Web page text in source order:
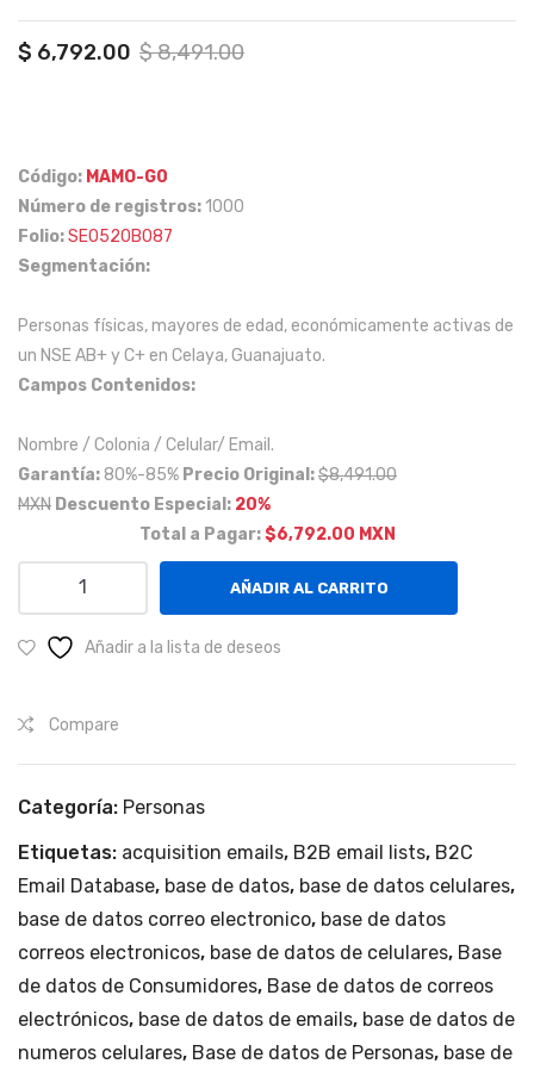
alad
s,
etc.
$8,491.00Original
$ 6,792.00
Current
Código: MAMO-G0
Número de registros: 1000
Folio:SE0520B087
Segmentación:
Personas físicas, mayores de edad, económicamente activas de
un NSE AB+ y C+ en Celaya, Guanajuato.
Campos Contenidos:
Nombre / Colonia / Celular/ Email.
Garantía: 80%-85% Precio Original:$8,491.00
MXN Descuento Especial: 20%
Total a Pagar:$6,792.00 MXN
Personas
físicas,
mayores
económicamente
un
NSE
AB+
en
Celaya,
Guanajuato.
cantidad
AÑADIR AL CARRITO
Añadir a la lista de deseos
Compare
Categoría: Personas
Etiquetas: acquisition emails, B2B email lists, B2C
Email Database, base de datos, base de datos celulares,
base de datos correo electronico, base de datos
correos electronicos, base de datos de celulares, Base
de datos de Consumidores, Base de datos de correos
electrónicos, base de datos de emails, base de datos de
numeros celulares, Base de datos de Personas, base de